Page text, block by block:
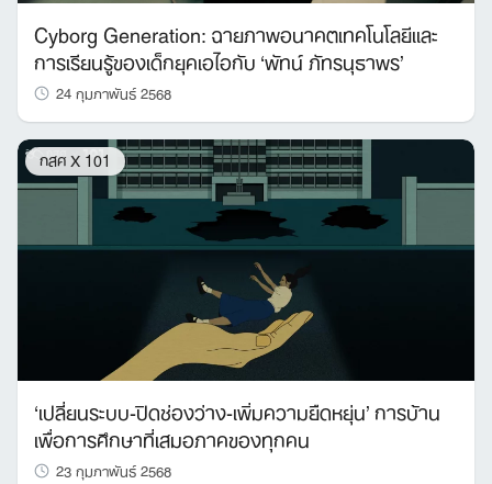
Cyborg Generation: ฉายภาพอนาคตเทคโนโลยีเเละ
การเรียนรู้ของเด็กยุคเอไอกับ ‘พัทน์ ภัทรนุธาพร’
24 กุมภาพันธ์ 2568
กสศ X 101
‘เปลี่ยนระบบ-ปิดช่องว่าง-เพิ่มความยืดหยุ่น’ การบ้าน
เพื่อการศึกษาที่เสมอภาคของทุกคน
23 กุมภาพันธ์ 2568